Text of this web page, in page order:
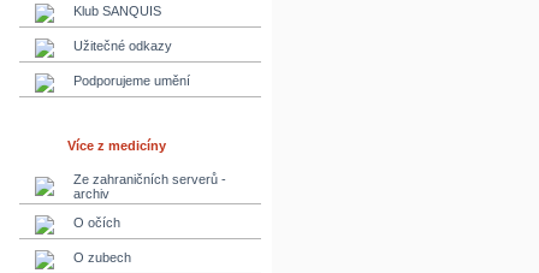
Klub SANQUIS
Užitečné odkazy
Podporujeme umění
Více z medicíny
Ze zahraničních serverů -
archiv
O očích
O zubech